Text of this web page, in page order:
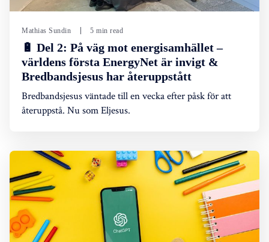
Mathias Sundin 5 min read
🔋 Del 2: På väg mot energisamhället –
världens första EnergyNet är invigt &
Bredbandsjesus har återuppstått
Bredbandsjesus väntade till en vecka efter påsk för att
återuppstå. Nu som Eljesus.